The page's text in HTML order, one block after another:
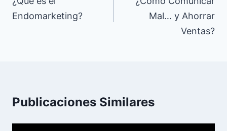
entradas
Endomarketing?
Mal… y Ahorrar
Ventas?
Publicaciones Similares